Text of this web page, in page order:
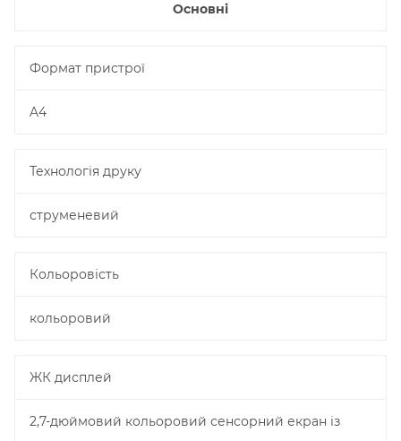
Основні
Формат пристрої
A4
Технологія друку
струменевий
Кольоровість
кольоровий
ЖК дисплей
2,7-дюймовий кольоровий сенсорний екран із